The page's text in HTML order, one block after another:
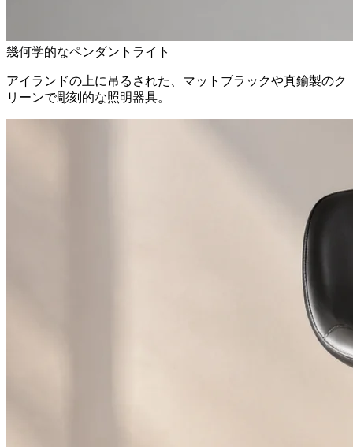
幾何学的なペンダントライト
アイランドの上に吊るされた、マットブラックや真鍮製のク
リーンで彫刻的な照明器具。